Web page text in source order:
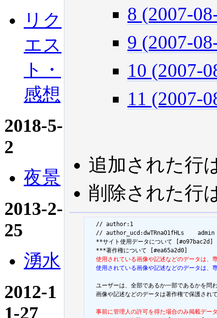
リク
エス
ト・
感想
2018-5-
2
夜景
2013-2-
25
湧水
2012-1
1-27
8 (2007-
9 (2007-
10 (2007-
11 (2007-
追加された行
削除された行
  // author:1
  // author_ucd:dwTRnaO1fHLs	admin
  **サイト使用データについて [#o97bac2d]
使用されている画像や記述などのデータは、
使用されている画像や記述などのデータは、
ユーザーは、全部であるか一部であるかを問
画像や記述などのデータは著作権で保護され
事前に管理人の許可を得た場合のみ掲載デー